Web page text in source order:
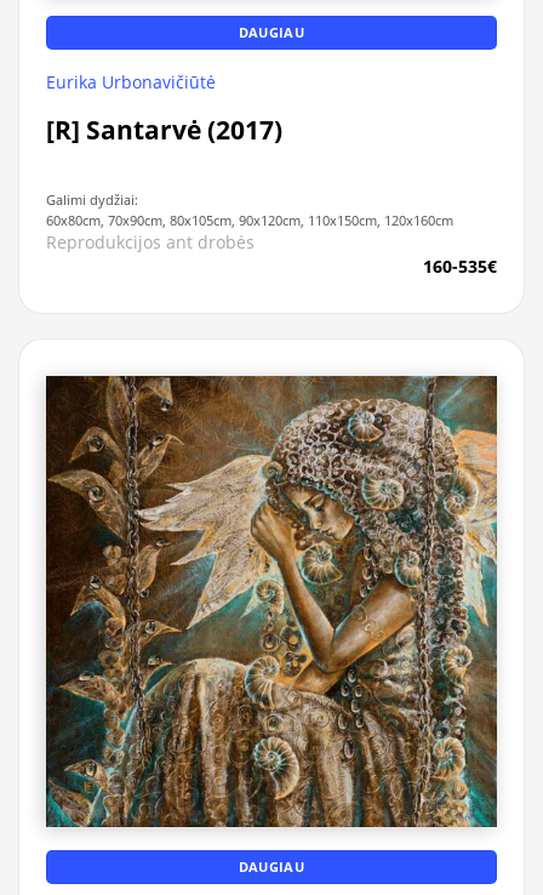
DAUGIAU
Eurika Urbonavičiūtė
[R] Santarvė (2017)
Galimi dydžiai:
60x80cm, 70x90cm, 80x105cm, 90x120cm, 110x150cm, 120x160cm
Reprodukcijos ant drobės
160-535€
DAUGIAU